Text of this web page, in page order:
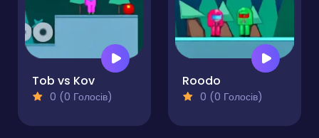
Tob vs Kov
0 (0 Голосів)
Roodo
0 (0 Голосів)